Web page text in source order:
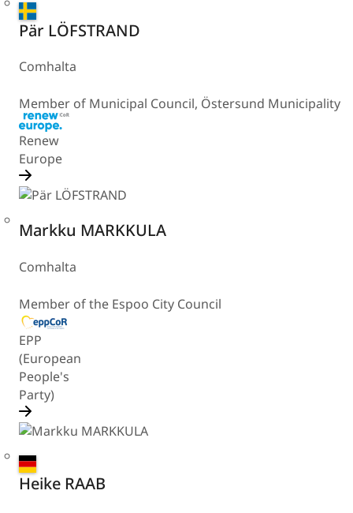
Pär LÖFSTRAND
Comhalta
Member of Municipal Council, Östersund Municipality
Renew
Europe
Finland
Markku MARKKULA
Comhalta
Member of the Espoo City Council
EPP
(European
People's
Party)
Germany
Heike RAAB